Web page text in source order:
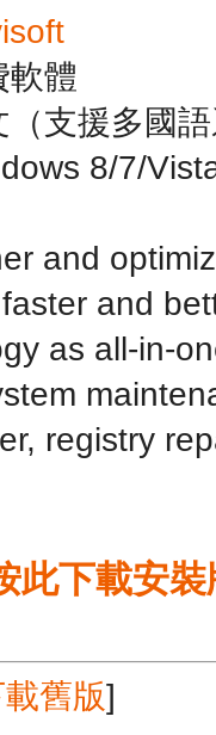
軟體
支援多國
8/7/
and
and
as all-in-
registry
此下載安裝
舊版]